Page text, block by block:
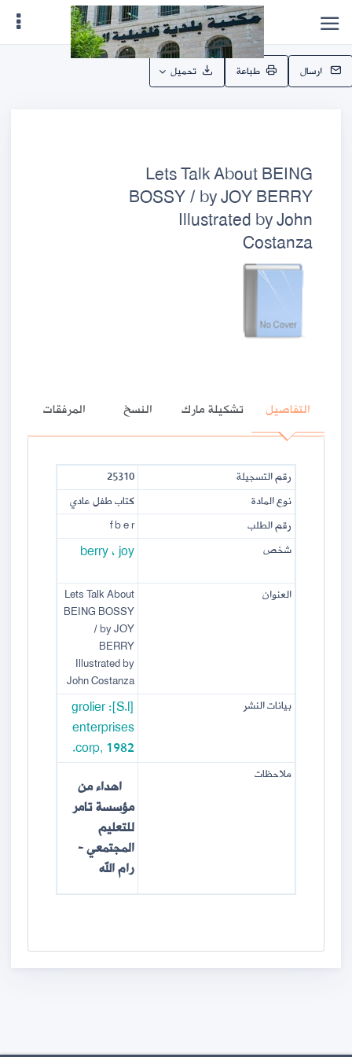
ارسال طباعة تحميل
Lets Talk About BEING
BOSSY / by JOY BERRY
Illustrated by John
Costanza
التفاصيل تشكيلة مارك النسخ المرفقات
رقم التسجيلة
25310
نوع المادة
كتاب طفل عادي
رقم الطلب
f b e r
شخص
berry ، joy
العنوان
Lets Talk About
BEING BOSSY
/ by JOY
BERRY
Illustrated by
John Costanza
بيانات النشر
[S.l]: grolier
enterprises
corp, 1982.
ملاحظات
​اهداء من
مؤسسة تامر
للتعليم
المجتمعي -
رام الله